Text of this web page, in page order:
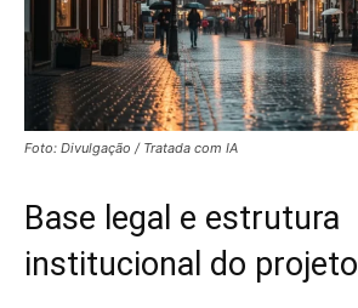
Foto: Divulgação / Tratada com IA
Base legal e estrutura
institucional do projeto